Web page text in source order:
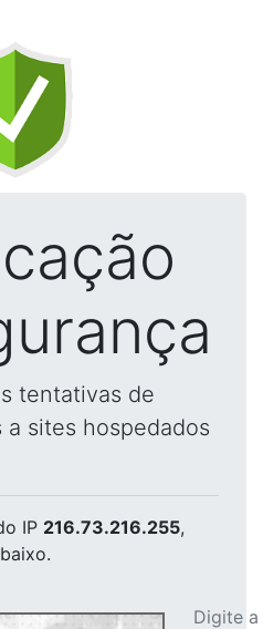
tentativas de
a sites hospedados
IP 216.73.216.255,
Digite